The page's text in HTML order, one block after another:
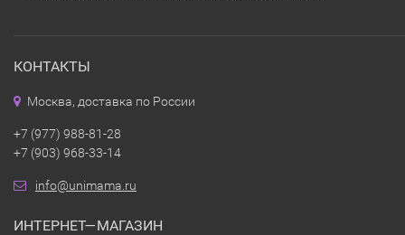
КОНТАКТЫ
Москва, доставка по России
+7 (977) 988-81-28
+7 (903) 968-33-14
info@unimama.ru
ИНТЕРНЕТ—МАГАЗИН